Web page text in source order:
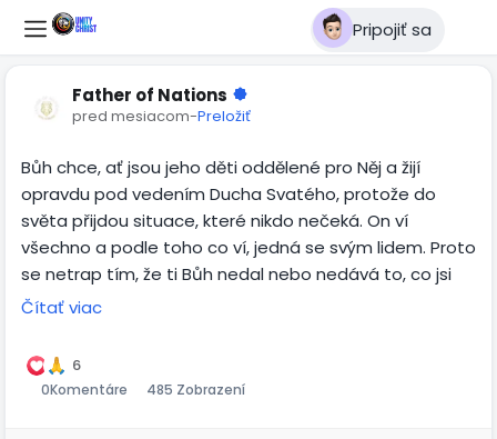
Pripojiť sa
Father of Nations
pred mesiacom-Preložiť
Bůh chce, ať jsou jeho děti oddělené pro Něj a žijí
opravdu pod vedením Ducha Svatého, protože do
světa přijdou situace, které nikdo nečeká. On ví
všechno a podle toho co ví, jedná se svým lidem. Proto
se netrap tím, že ti Bůh nedal nebo nedává to, co jsi
chtěl, protože jsou žádosti, které nezodpoví, protože
Čítať viac
6
0Komentáre 485 Zobrazení